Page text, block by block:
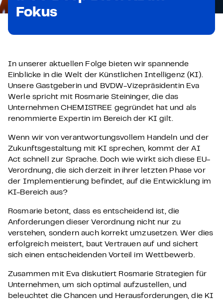
Fokus
In unserer aktuellen Folge bieten wir spannende
Einblicke in die Welt der Künstlichen Intelligenz (KI).
Unsere Gastgeberin und BVDW-Vizepräsidentin Eva
Werle spricht mit Rosmarie Steininger, die das
Unternehmen CHEMISTREE gegründet hat und als
renommierte Expertin im Bereich der KI gilt.
Wenn wir von verantwortungsvollem Handeln und der
Zukunftsgestaltung mit KI sprechen, kommt der AI
Act schnell zur Sprache. Doch wie wirkt sich diese EU-
Verordnung, die sich derzeit in ihrer letzten Phase vor
der Implementierung befindet, auf die Entwicklung im
KI-Bereich aus?
Rosmarie betont, dass es entscheidend ist, die
Anforderungen dieser Verordnung nicht nur zu
verstehen, sondern auch korrekt umzusetzen. Wer dies
erfolgreich meistert, baut Vertrauen auf und sichert
sich einen entscheidenden Vorteil im Wettbewerb.
Zusammen mit Eva diskutiert Rosmarie Strategien für
Unternehmen, um sich optimal aufzustellen, und
beleuchtet die Chancen und Herausforderungen, die KI